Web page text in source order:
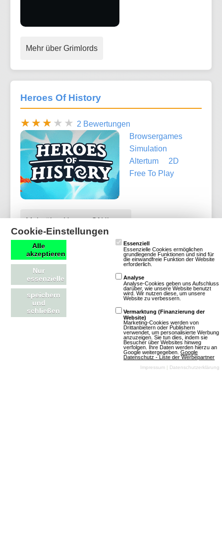
Mehr über Grimlords
Heroes Of History
2 Bewertungen
Browsergames
Simulation
Altertum
2D
Free To Play
Mehr über Heroes Of History
Island-War
11 Bewertungen
Browsergames
Strategie
Klassisch Free To Play
Mehr über Island-War
Cookie-Einstellungen
Alle
akzeptieren
Nur
essenzielle
speichern
und
schließen
Essenziell
Essenzielle Cookies ermöglichen
grundlegende Funktionen und sind für
die einwandfreie Funktion der Website
erforderlich.
Analyse
Analyse-Cookies geben uns Aufschluss
darüber, wie unsere Website benutzt
wird. Wir nutzen diese, um unsere
Website zu verbessern.
Vermarktung (Finanzierung der
Website)
Marketing-Cookies werden von
Drittanbietern oder Publishern
verwendet, um personalisierte Werbung
anzuzeigen. Sie tun dies, indem sie
Besucher über Websites hinweg
verfolgen. Ihre Daten werden hierzu an
Google weitergegeben.Google
Datenschutz - Liste der Werbepartner
Impressum | Datenschutzerklärung